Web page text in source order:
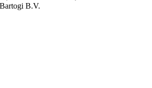
B.V.